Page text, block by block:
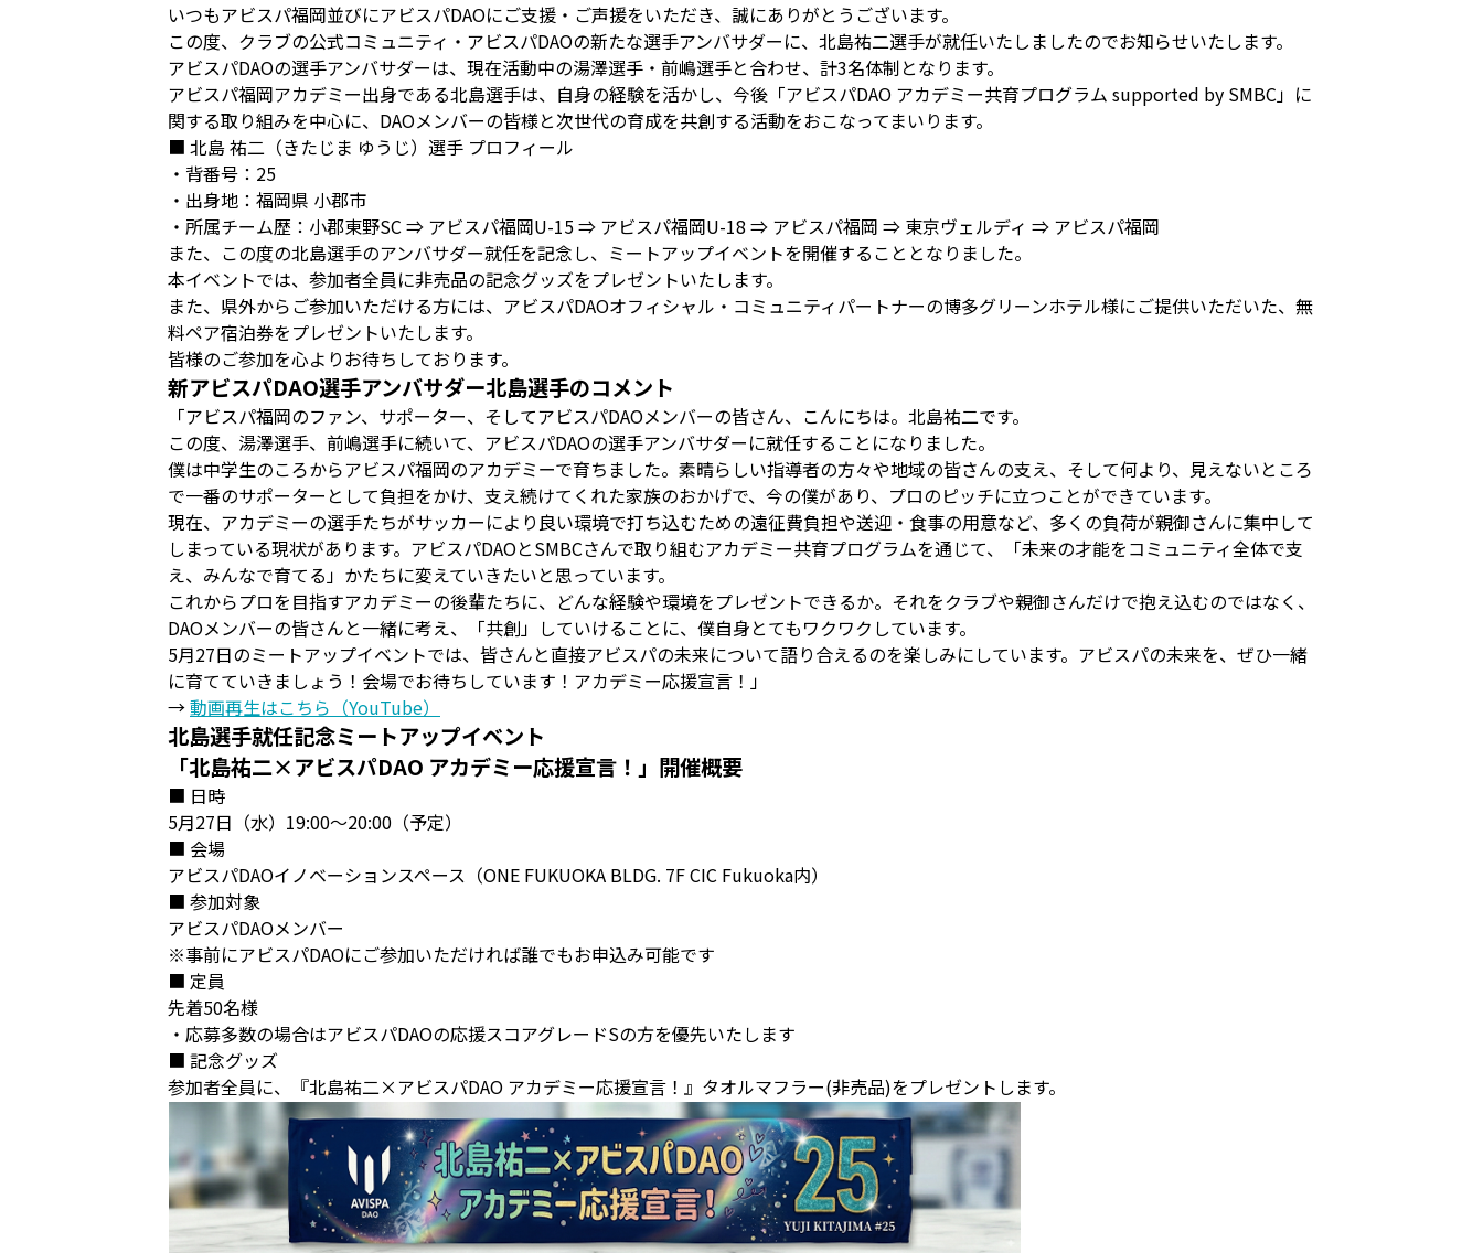
いつもアビスパ福岡並びにアビスパDAOにご支援・ご声援をいただき、誠にありがとうございます。
この度、クラブの公式コミュニティ・アビスパDAOの新たな選手アンバサダーに、北島祐二選手が就任いたしましたのでお知らせいたします。
アビスパDAOの選手アンバサダーは、現在活動中の湯澤選手・前嶋選手と合わせ、計3名体制となります。
アビスパ福岡アカデミー出身である北島選手は、自身の経験を活かし、今後「アビスパDAO アカデミー共育プログラム supported by SMBC」に
関する取り組みを中心に、DAOメンバーの皆様と次世代の育成を共創する活動をおこなってまいります。
■ 北島 祐二（きたじま ゆうじ）選手 プロフィール
・背番号：25
・出身地：福岡県 小郡市
・所属チーム歴：小郡東野SC ⇒ アビスパ福岡U-15 ⇒ アビスパ福岡U-18 ⇒ アビスパ福岡 ⇒ 東京ヴェルディ ⇒ アビスパ福岡
また、この度の北島選手のアンバサダー就任を記念し、ミートアップイベントを開催することとなりました。
本イベントでは、参加者全員に非売品の記念グッズをプレゼントいたします。
また、県外からご参加いただける方には、アビスパDAOオフィシャル・コミュニティパートナーの博多グリーンホテル様にご提供いただいた、無
料ペア宿泊券をプレゼントいたします。
皆様のご参加を心よりお待ちしております。
新アビスパDAO選手アンバサダー北島選手のコメント
「アビスパ福岡のファン、サポーター、そしてアビスパDAOメンバーの皆さん、こんにちは。北島祐二です。
この度、湯澤選手、前嶋選手に続いて、アビスパDAOの選手アンバサダーに就任することになりました。
僕は中学生のころからアビスパ福岡のアカデミーで育ちました。素晴らしい指導者の方々や地域の皆さんの支え、そして何より、見えないところ
で一番のサポーターとして負担をかけ、支え続けてくれた家族のおかげで、今の僕があり、プロのピッチに立つことができています。
現在、アカデミーの選手たちがサッカーにより良い環境で打ち込むための遠征費負担や送迎・食事の用意など、多くの負荷が親御さんに集中して
しまっている現状があります。アビスパDAOとSMBCさんで取り組むアカデミー共育プログラムを通じて、「未来の才能をコミュニティ全体で支
え、みんなで育てる」かたちに変えていきたいと思っています。
これからプロを目指すアカデミーの後輩たちに、どんな経験や環境をプレゼントできるか。それをクラブや親御さんだけで抱え込むのではなく、
DAOメンバーの皆さんと一緒に考え、「共創」していけることに、僕自身とてもワクワクしています。
5月27日のミートアップイベントでは、皆さんと直接アビスパの未来について語り合えるのを楽しみにしています。アビスパの未来を、ぜひ一緒
に育てていきましょう！会場でお待ちしています！アカデミー応援宣言！」
→動画再生はこちら（YouTube）
北島選手就任記念ミートアップイベント
「北島祐二×アビスパDAO アカデミー応援宣言！」開催概要
■ 日時
5月27日（水）19:00～20:00（予定）
■ 会場
アビスパDAOイノベーションスペース（ONE FUKUOKA BLDG. 7F CIC Fukuoka内）
■ 参加対象
アビスパDAOメンバー
※事前にアビスパDAOにご参加いただければ誰でもお申込み可能です
■ 定員
先着50名様
・応募多数の場合はアビスパDAOの応援スコアグレードSの方を優先いたします
■ 記念グッズ
参加者全員に、『北島祐二×アビスパDAO アカデミー応援宣言！』タオルマフラー(非売品)をプレゼントします。